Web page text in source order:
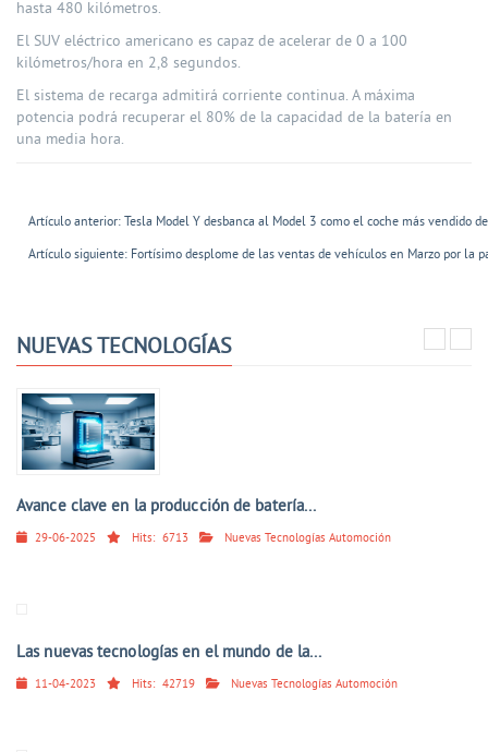
hasta 480 kilómetros.
El SUV eléctrico americano es capaz de acelerar de 0 a 100
kilómetros/hora en 2,8 segundos.
El sistema de recarga admitirá corriente continua. A máxima
potencia podrá recuperar el 80% de la capacidad de la batería en
una media hora.
Artículo anterior: Tesla Model Y desbanca al Model 3 como el coche más vendido
Artículo siguiente: Fortísimo desplome de las ventas de vehículos en Marzo por la
NUEVAS TECNOLOGÍAS
Avance clave en la producción de batería...
29-06-2025 Hits: 6713 Nuevas Tecnologías Automoción
Las nuevas tecnologías en el mundo de la...
11-04-2023 Hits: 42719 Nuevas Tecnologías Automoción